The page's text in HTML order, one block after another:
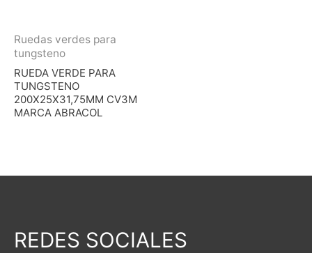
Ruedas verdes para
tungsteno
RUEDA VERDE PARA
TUNGSTENO
200X25X31,75MM CV3M
MARCA ABRACOL
REDES SOCIALES